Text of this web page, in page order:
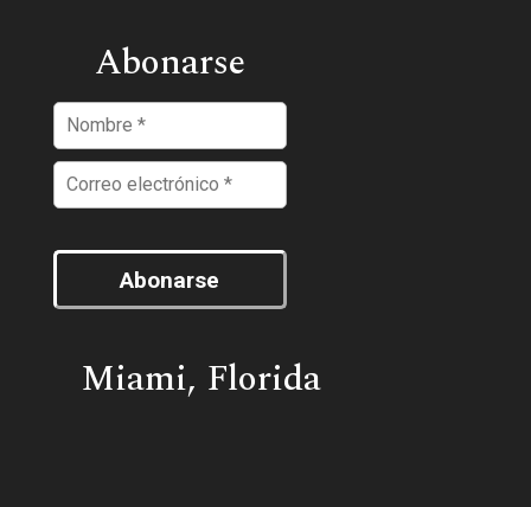
Abonarse
Abonarse
Miami, Florida